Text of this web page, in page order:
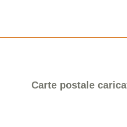
Carte postale